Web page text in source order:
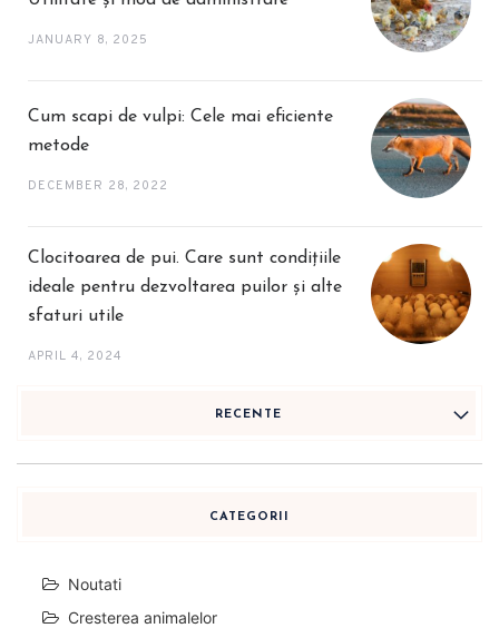
JANUARY 8, 2025
Cum scapi de vulpi: Cele mai eficiente
metode
DECEMBER 28, 2022
Clocitoarea de pui. Care sunt condițiile
ideale pentru dezvoltarea puilor și alte
sfaturi utile
APRIL 4, 2024
RECENTE
CATEGORII
Noutati
Cresterea animalelor